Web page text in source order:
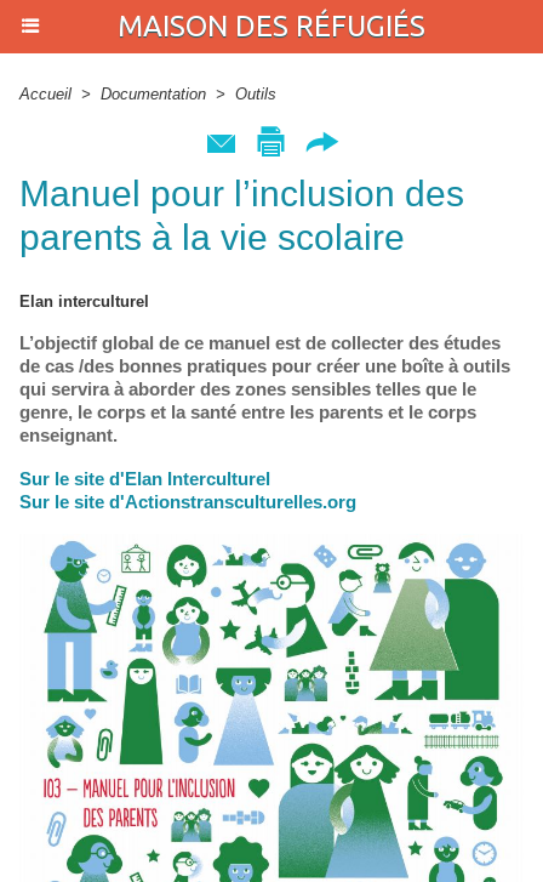
MAISON DES RÉFUGIÉS
Accueil > Documentation > Outils
Manuel pour l’inclusion des
parents à la vie scolaire
Elan interculturel
L’objectif global de ce manuel est de collecter des études
de cas /des bonnes pratiques pour créer une boîte à outils
qui servira à aborder des zones sensibles telles que le
genre, le corps et la santé entre les parents et le corps
enseignant.
Sur le site d'Elan Interculturel
Sur le site d'Actionstransculturelles.org